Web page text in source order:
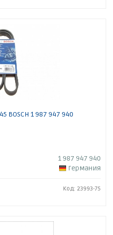
1 987 947 940
1 987 947 940
Германия
Код: 23993-75